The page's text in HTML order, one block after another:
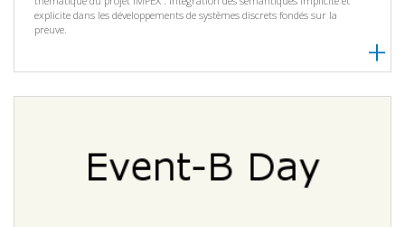
explicite dans les développements de systèmes discrets fondés sur la
preuve.